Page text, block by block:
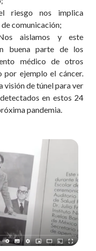
riesgo nos implica
comunicación;
aislamos y este
buena parte de los
médico de otros
por ejemplo el cáncer.
visión de túnel para ver
en estos 24
pandemia.